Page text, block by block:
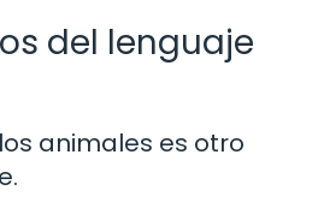
del lenguaje
animales es otro